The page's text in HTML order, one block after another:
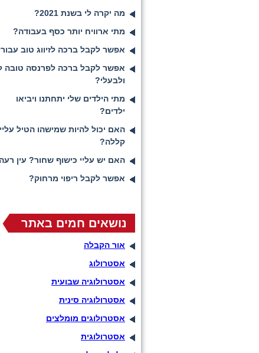
מה יקרה לי בשנת 2021?
מתי ארוויח יותר כסף בעבודה?
אפשר לקבל ברכה לזיווג טוב
אפשר לקבל ברכה לפרנסה טובה
ולבעלי?
מתי הילדים שלי יתחתנו ויביאו
ילדים?
האם יכול להיות שמישהו הטיל עליי
קללה?
האם יש עליי כישוף שחור? עין
אפשר לקבל ריפוי מרחוק?
נושאים חמים באתר
אור הקבלה
אסטרולוג
אסטרולוגיה שבועית
אסטרולוגיה סינית
אסטרולוגים מומלצים
אסטרולוגית